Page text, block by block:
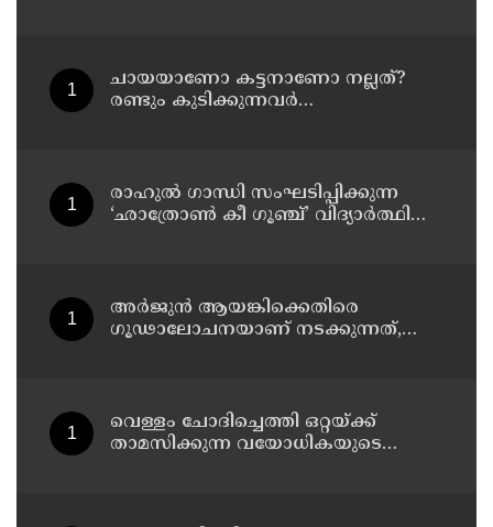
നീക്കങ്ങൾക്ക് കോടതിയുടെ സ്റ്റേ
ചായയാണോ കട്ടനാണോ നല്ലത്?
രണ്ടും കുടിക്കുന്നവർ
രാഹുൽ ഗാന്ധി സംഘടിപ്പിക്കുന്ന
‘ഛാത്രോൺ കീ ഗൂഞ്ച്’ വിദ്യാർത്ഥി
അർജുൻ ആയങ്കിക്കെതിരെ
ഗൂഢാലോചനയാണ് നടക്കുന്നത്,
ശശിധരൻ
വെള്ളം ചോദിച്ചെത്തി ഒറ്റയ്ക്ക്
താമസിക്കുന്ന വയോധികയുടെ